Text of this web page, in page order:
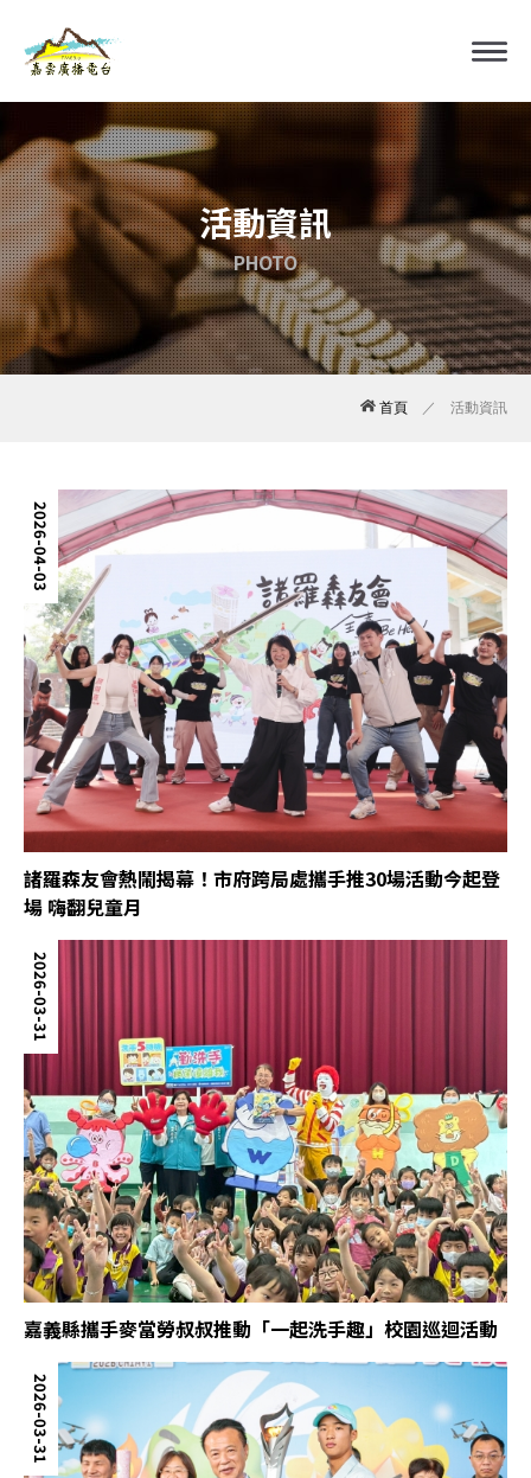
活動資訊
PHOTO
首頁 ／ 活動資訊
2026-04-03
諸羅森友會熱鬧揭幕！市府跨局處攜手推30場活動今起登
場 嗨翻兒童月
2026-03-31
嘉義縣攜手麥當勞叔叔推動「一起洗手趣」校園巡迴活動
2026-03-31